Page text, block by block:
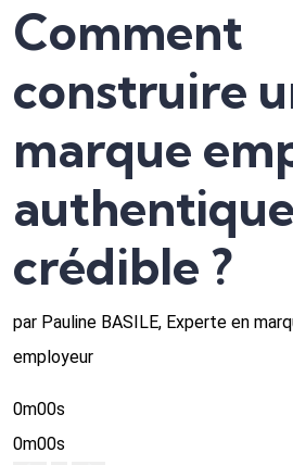
Comment
construire
marque
crédible ?
par Pauline BASILE, Experte en
employeur
0m00s
0m00s